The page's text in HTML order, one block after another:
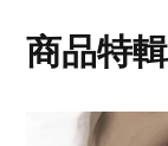
商品特輯